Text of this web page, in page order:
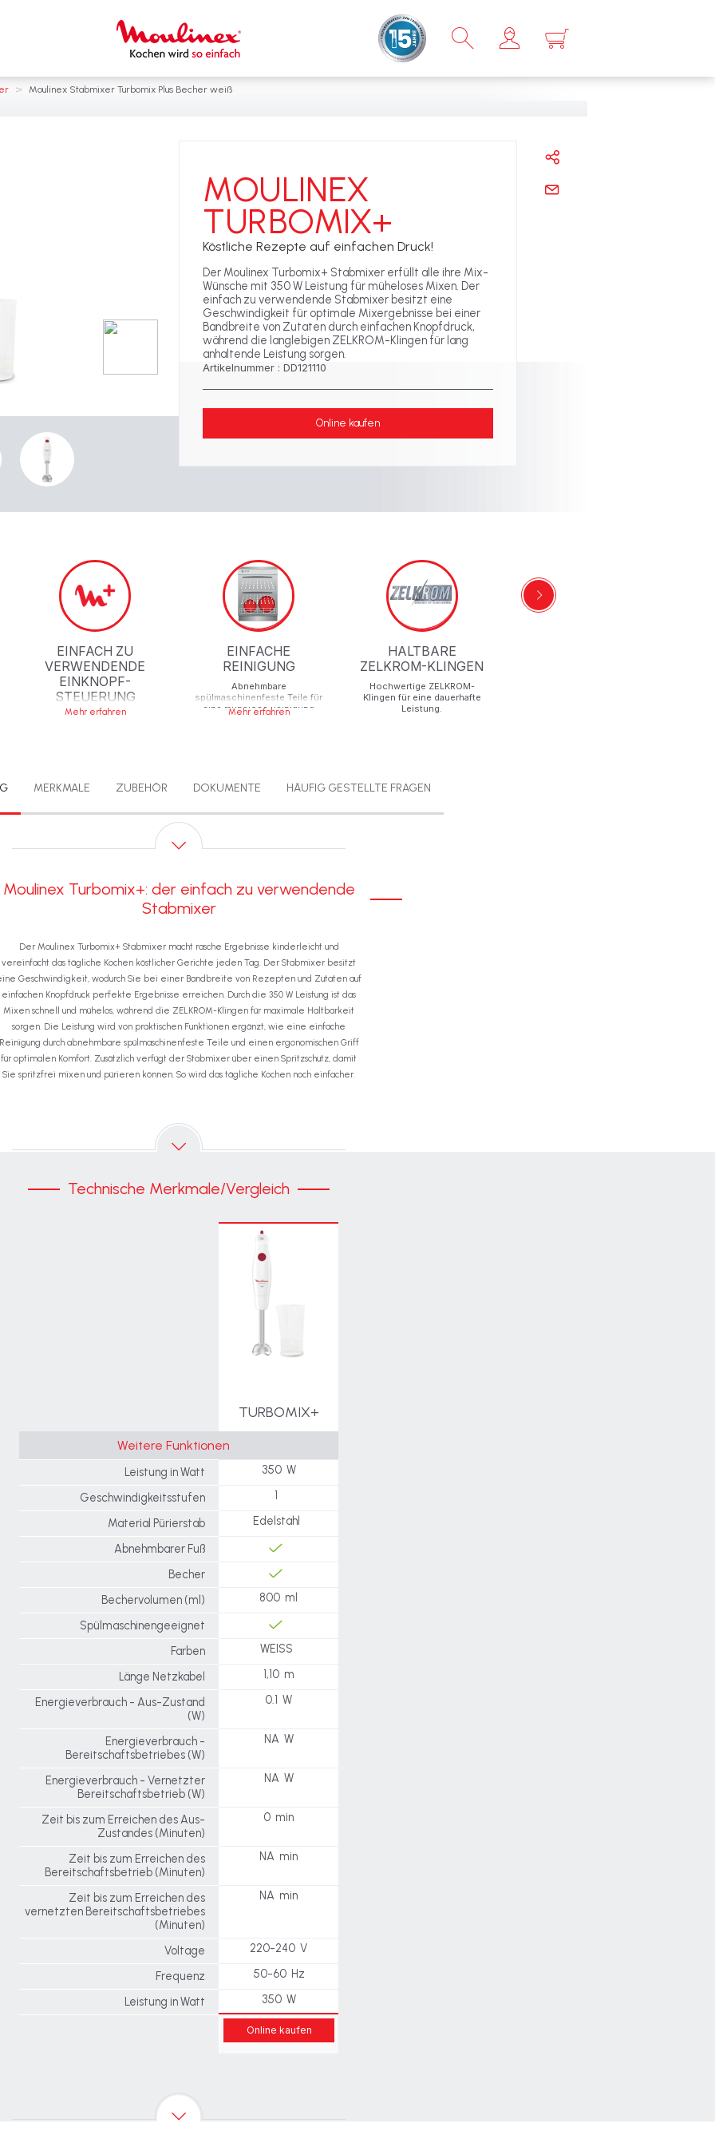
×
> Moulinex Stabmixer Turbomix Plus Becher weiß
MOULINEX
TURBOMIX+
Köstliche Rezepte auf einfachen Druck!
Der Moulinex Turbomix+ Stabmixer erfüllt alle ihre Mix-
Wünsche mit 350 W Leistung für müheloses Mixen. Der
einfach zu verwendende Stabmixer besitzt eine
Geschwindigkeit für optimale Mixergebnisse bei einer
Bandbreite von Zutaten durch einfachen Knopfdruck,
während die langlebigen ZELKROM-Klingen für lang
anhaltende Leistung sorgen.
Artikelnummer : DD121110
Online kaufen
EINFACH ZU
VERWENDENDE
EINKNOPF-
STEUERUNG
Eine Geschwindigkeit für
erhalten.
Mehr erfahren
EINFACHE
REINIGUNG
Abnehmbare
spülmaschinenfeste Teile für
eine mühelose Reinigung
Mehr erfahren
HALTBARE
ZELKROM-KLINGEN
Hochwertige ZELKROM-
Klingen für eine dauerhafte
Leistung.
MERKMALE ZUBEHÖR DOKUMENTE HÄUFIG GESTELLTE FRAGEN
Moulinex Turbomix+: der einfach zu verwendende
Stabmixer
Der Moulinex Turbomix+ Stabmixer macht rasche Ergebnisse kinderleicht und
vereinfacht das tägliche Kochen köstlicher Gerichte jeden Tag. Der Stabmixer besitzt
Geschwindigkeit, wodurch Sie bei einer Bandbreite von Rezepten und Zutaten auf
einfachen Knopfdruck perfekte Ergebnisse erreichen. Durch die 350 W Leistung ist das
Mixen schnell und mühelos, während die ZELKROM-Klingen für maximale Haltbarkeit
sorgen. Die Leistung wird von praktischen Funktionen ergänzt, wie eine einfache
Reinigung durch abnehmbare spülmaschinenfeste Teile und einen ergonomischen Griff
für optimalen Komfort. Zusätzlich verfügt der Stabmixer über einen Spritzschutz, damit
Sie spritzfrei mixen und pürieren können. So wird das tägliche Kochen noch einfacher.
Technische Merkmale/Vergleich
TURBOMIX+
Weitere Funktionen
Leistung in Watt
350 W
Geschwindigkeitsstufen
1
Material Pürierstab
Edelstahl
Abnehmbarer Fuß
Becher
Bechervolumen (ml)
800 ml
Spülmaschinengeeignet
Farben
WEISS
Länge Netzkabel
1,10 m
Energieverbrauch - Aus-Zustand
(W)
0.1 W
Energieverbrauch -
Bereitschaftsbetriebes (W)
NA W
Energieverbrauch - Vernetzter
Bereitschaftsbetrieb (W)
NA W
Zeit bis zum Erreichen des Aus-
Zustandes (Minuten)
0 min
Zeit bis zum Erreichen des
Bereitschaftsbetrieb (Minuten)
NA min
Zeit bis zum Erreichen des
vernetzten Bereitschaftsbetriebes
(Minuten)
NA min
Voltage
220-240 V
Frequenz
50-60 Hz
Leistung in Watt
350 W
Online kaufen